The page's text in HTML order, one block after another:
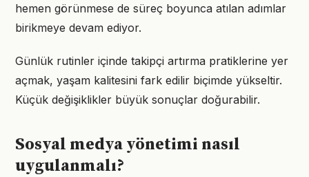
hemen görünmese de süreç boyunca atılan adımlar
birikmeye devam ediyor.
Günlük rutinler içinde takipçi artırma pratiklerine yer
açmak, yaşam kalitesini fark edilir biçimde yükseltir.
Küçük değişiklikler büyük sonuçlar doğurabilir.
Sosyal medya yönetimi nasıl
uygulanmalı?